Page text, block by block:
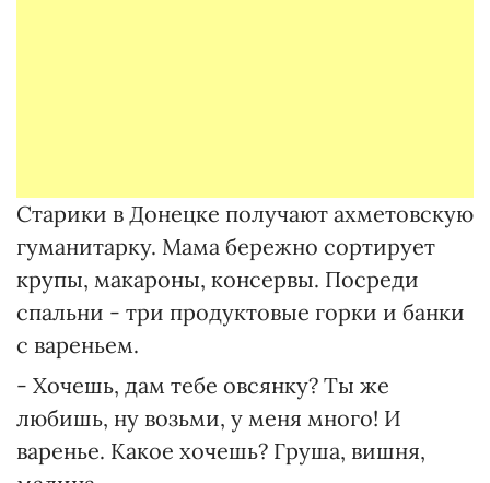
Старики в Донецке получают ахметовскую
гуманитарку. Мама бережно сортирует
крупы, макароны, консервы. Посреди
спальни - три продуктовые горки и банки
с вареньем.
- Хочешь, дам тебе овсянку? Ты же
любишь, ну возьми, у меня много! И
варенье. Какое хочешь? Груша, вишня,